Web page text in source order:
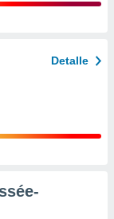
Detalle